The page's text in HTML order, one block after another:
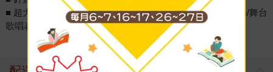
■ 超大功率震撼喇叭，適合會議訓練/室內教學/街頭露天賣場/舞台
歌唱表演...等